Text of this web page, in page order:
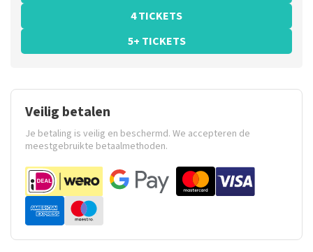
4 TICKETS
5+ TICKETS
Veilig betalen
Je betaling is veilig en beschermd. We accepteren de
meestgebruikte betaalmethoden.